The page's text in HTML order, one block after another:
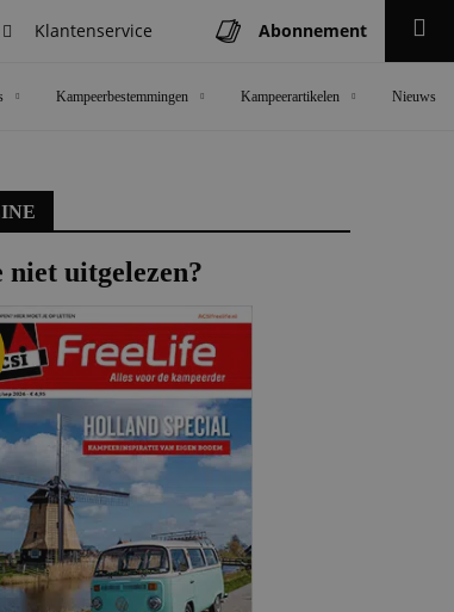
Klantenservice Abonnement
Kampeerbestemmingen Kampeerartikelen Nieuws
niet uitgelezen?